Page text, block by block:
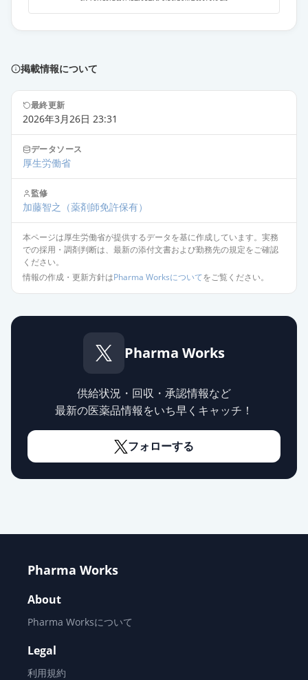
掲載情報について
最終更新
2026年3月26日 23:31
データソース
厚生労働省
監修
加藤智之 （薬剤師免許保有）
本ページは厚生労働省が提供するデータを基に作成しています。実務
での採用・調剤判断は、最新の添付文書および勤務先の規定をご確認
ください。
情報の作成・更新方針はPharma Worksについてをご覧ください。
Pharma Works
供給状況・回収・承認情報など
最新の医薬品情報をいち早くキャッチ！
フォローする
Pharma Works
About
Pharma Worksについて
Legal
利用規約